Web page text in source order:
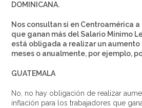
DOMINICANA.
Nos consultan si en Centroamérica
que ganan más del Salario Mínimo
está obligada a realizar un
meses o anualmente, por ejemplo,
GUATEMALA
No, no hay obligación de realizar
inflación para los trabajadores que